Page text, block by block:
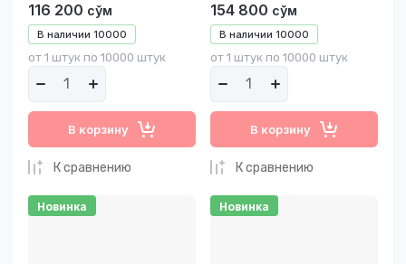
В наличии 10000
116 200 сўм
от 1 штук по 10000 штук
В корзину
К сравнению
В наличии 10000
154 800 сўм
от 1 штук по 10000 штук
В корзину
К сравнению
Новинка Новинка